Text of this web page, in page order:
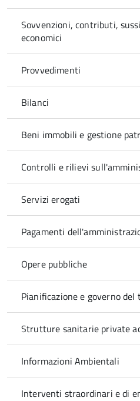
Sovvenzioni, contributi,
economici
Provvedimenti
Bilanci
Beni immobili e gestione
Controlli e rilievi
Servizi erogati
Pagamenti
Opere pubbliche
Pianificazione e governo
Strutture sanitarie private
Informazioni Ambientali
Interventi straordinari e di